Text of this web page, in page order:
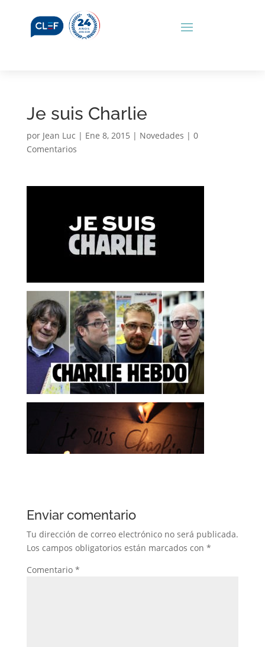
Je suis Charlie
por Jean Luc | Ene 8, 2015 | Novedades | 0
Comentarios
Enviar comentario
Tu dirección de correo electrónico no será publicada.
Los campos obligatorios están marcados con *
Comentario *